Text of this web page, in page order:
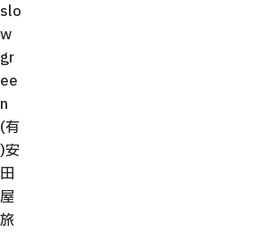
slo
w
gr
ee
n
(有
)安
田
屋
旅